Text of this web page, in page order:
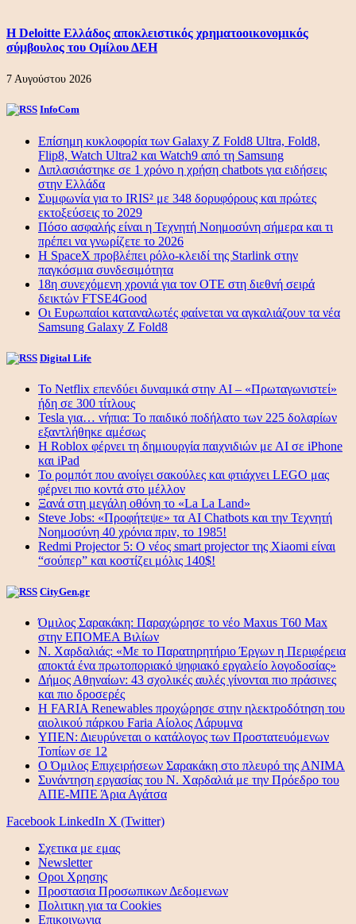
Η Deloitte Ελλάδος αποκλειστικός χρηματοοικονομικός
σύμβουλος του Ομίλου ΔΕΗ
7 Αυγούστου 2026
InfoCom
Επίσημη κυκλοφορία των Galaxy Z Fold8 Ultra, Fold8,
Flip8, Watch Ultra2 και Watch9 από τη Samsung
Διπλασιάστηκε σε 1 χρόνο η χρήση chatbots για ειδήσεις
στην Ελλάδα
Συμφωνία για το IRIS² με 348 δορυφόρους και πρώτες
εκτοξεύσεις το 2029
Πόσο ασφαλής είναι η Τεχνητή Νοημοσύνη σήμερα και τι
πρέπει να γνωρίζετε το 2026
Η SpaceX προβλέπει ρόλο-κλειδί της Starlink στην
παγκόσμια συνδεσιμότητα
18η συνεχόμενη χρονιά για τον ΟΤΕ στη διεθνή σειρά
δεικτών FTSE4Good
Οι Ευρωπαίοι καταναλωτές φαίνεται να αγκαλιάζουν τα νέα
Samsung Galaxy Z Fold8
Digital Life
Το Netflix επενδύει δυναμικά στην AI – «Πρωταγωνιστεί»
ήδη σε 300 τίτλους
Tesla για… νήπια: Το παιδικό ποδήλατο των 225 δολαρίων
εξαντλήθηκε αμέσως
Η Roblox φέρνει τη δημιουργία παιχνιδιών με ΑΙ σε iPhone
και iPad
Το ρομπότ που ανοίγει σακούλες και φτιάχνει LEGO μας
φέρνει πιο κοντά στο μέλλον
Ξανά στη μεγάλη οθόνη το «La La Land»
Steve Jobs: «Προφήτεψε» τα AI Chatbots και την Τεχνητή
Νοημοσύνη 40 χρόνια πριν, το 1985!
Redmi Projector 5: Ο νέος smart projector της Xiaomi είναι
“σούπερ” και κοστίζει μόλις 140$!
CityGen.gr
Όμιλος Σαρακάκη: Παραχώρησε το νέο Maxus T60 Max
στην ΕΠΟΜΕΑ Βιλίων
Ν. Χαρδαλιάς: «Με το Παρατηρητήριο Έργων η Περιφέρεια
αποκτά ένα πρωτοποριακό ψηφιακό εργαλείο λογοδοσίας»
Δήμος Αθηναίων: 43 σχολικές αυλές γίνονται πιο πράσινες
και πιο δροσερές
Η FARIA Renewables προχώρησε στην ηλεκτροδότηση του
αιολικού πάρκου Faria Αίολος Λάρυμνα
ΥΠΕΝ: Διευρύνεται ο κατάλογος των Προστατευόμενων
Τοπίων σε 12
O Όμιλος Επιχειρήσεων Σαρακάκη στο πλευρό της ΑΝΙΜΑ
Συνάντηση εργασίας του Ν. Χαρδαλιά με την Πρόεδρο του
ΑΠΕ-ΜΠΕ Άρια Αγάτσα
Facebook LinkedIn X (Twitter)
Σχετικα με εμας
Newsletter
Οροι Χρησης
Προστασια Προσωπικων Δεδομενων
Πολιτικη για τα Cookies
Επικοινωνια